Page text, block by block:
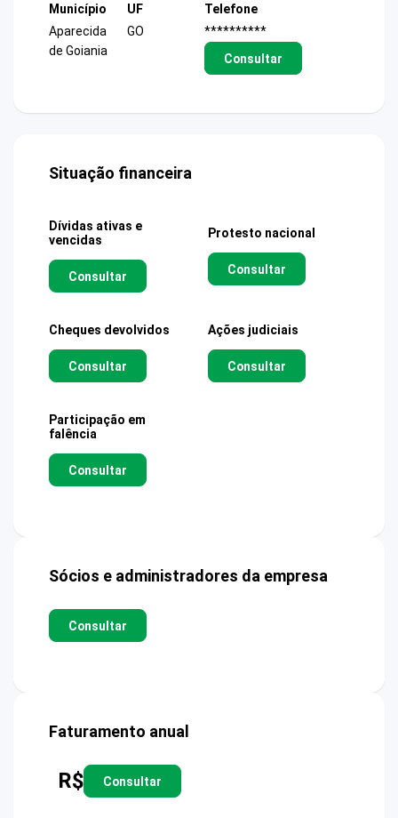
Município
Aparecida
de Goiania
UF
GO
Telefone
**********
Consultar
Situação financeira
Dívidas ativas e
vencidas
Consultar
Protesto nacional
Consultar
Cheques devolvidos
Consultar
Ações judiciais
Consultar
Participação em
falência
Consultar
Sócios e administradores da empresa
Consultar
Faturamento anual
R$ Consultar